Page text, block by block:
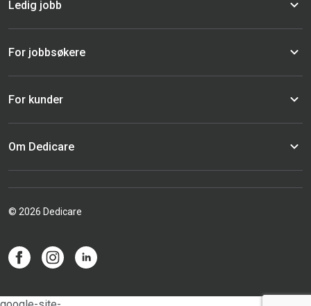
Ledig jobb
For jobbsøkere
For kunder
Om Dedicare
© 2026 Dedicare